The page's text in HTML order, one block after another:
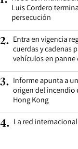
Luis Cordero
persecución
2. Entra en vigencia
cuerdas y cadenas
vehículos en panne
3. Informe apunta a
origen del incendio
Hong Kong
4. La red